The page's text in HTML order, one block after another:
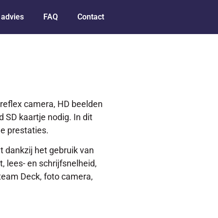
FAQ Contact
camera, HD beelden
SD kaartje nodig. In dit
prestaties.
dankzij het gebruik van
lees- en schrijfsnelheid,
Deck, foto camera,